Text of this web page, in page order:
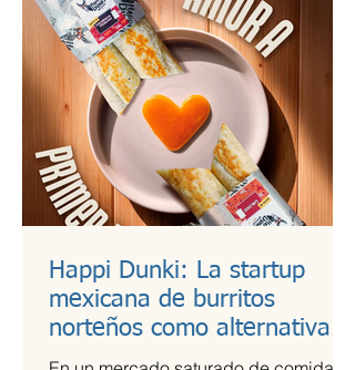
en la escena de la música de fusión.
Happi Dunki: La startup
mexicana de burritos
norteños como alternativa
nutritiva